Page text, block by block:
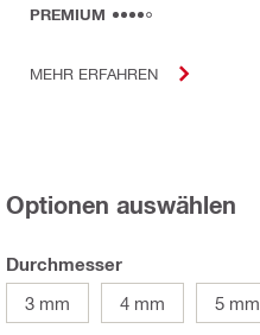
PREMIUM
MEHR ERFAHREN
Optionen auswählen
Durchmesser
3 mm
4 mm 5 mm